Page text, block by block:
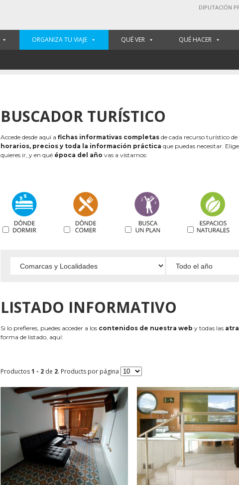
DIPUTACIÓN
ORGANIZA TU VIAJE QUÉ VER QUÉ HACER
BUSCADOR TURÍSTICO
Accede desde aquí a fichas informativas completas de cada recurso turístico
horarios, precios y toda la información práctica que puedas necesitar.
quieres ir, y en qué época del año vas a vistarnos:
LISTADO INFORMATIVO
Si lo prefieres, puedes acceder a los contenidos de nuestra web y todas las
forma de listado, aquí:
Productos1 - 2 de 2. Products por página